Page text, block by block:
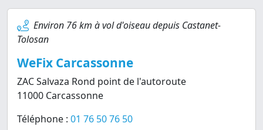
Environ 76 km à vol d'oiseau depuis Castanet-
Tolosan
WeFix Carcassonne
ZAC Salvaza Rond point de l'autoroute
11000 Carcassonne
Téléphone : 01 76 50 76 50